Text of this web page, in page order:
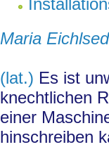
Maria
(lat.) Es ist
knechtlichen
einer
hinschreiben